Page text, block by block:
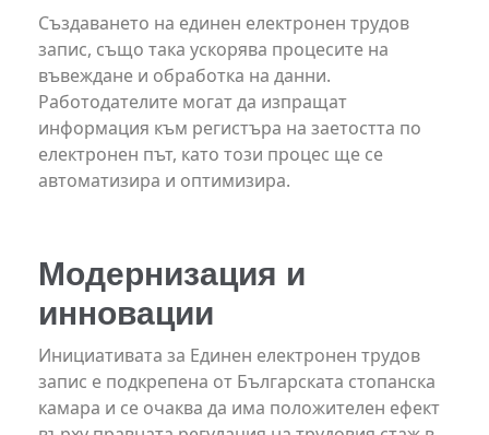
Създаването на единен електронен трудов
запис, също така ускорява процесите на
въвеждане и обработка на данни.
Работодателите могат да изпращат
информация към регистъра на заетостта по
електронен път, като този процес ще се
автоматизира и оптимизира.
Модернизация и
инновации
Инициативата за Единен електронен трудов
запис е подкрепена от Българската стопанска
камара и се очаква да има положителен ефект